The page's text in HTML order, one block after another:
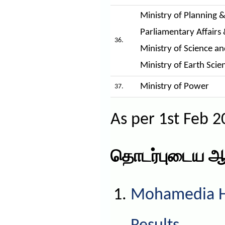
36.
Ministry of Planning
Parliamentary Affairs
Ministry of Science
Ministry of Earth
37. Ministry of Power
As per 1st Feb
தொடர்புடைய
Mohamedia